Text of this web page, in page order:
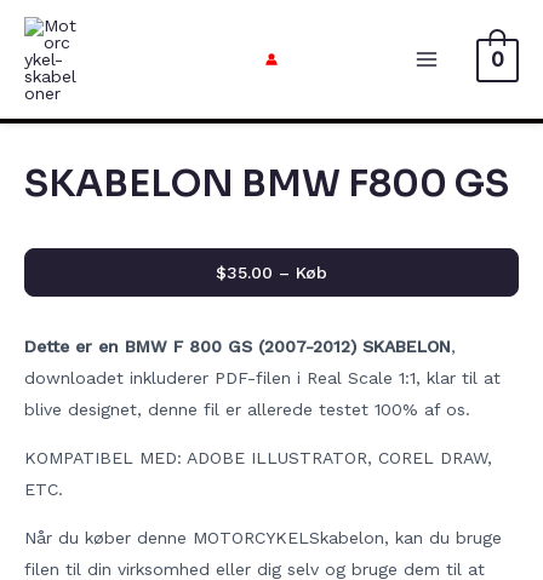
indholdet
0
SKABELON BMW F800 GS
Dette er en BMW F 800 GS (2007-2012) SKABELON,
downloadet inkluderer PDF-filen i Real Scale 1:1, klar til at
blive designet, denne fil er allerede testet 100% af os.
KOMPATIBEL MED: ADOBE ILLUSTRATOR, COREL DRAW,
ETC.
Når du køber denne MOTORCYKELSkabelon, kan du bruge
filen til din virksomhed eller dig selv og bruge dem til at
$35.00 – Køb